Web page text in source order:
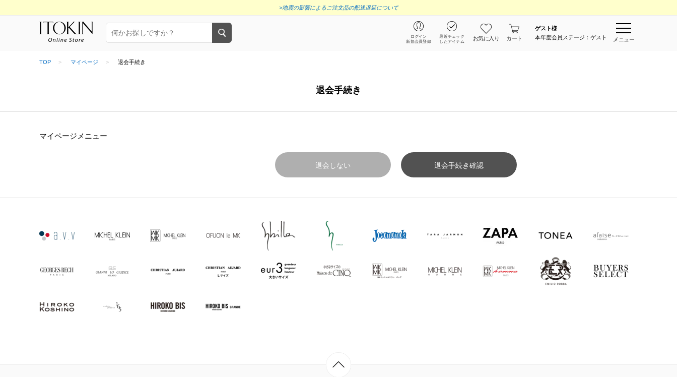
>地震の影響によるご注文品の配送遅延について
ログイン
新規会員登録
最近チェック
したアイテム
お気に入り カート
ゲスト様
本年度会員ステージ：ゲスト
メニュー
TOP マイページ 退会手続き
退会手続き
退会しない 退会手続き確認
マイページメニュー